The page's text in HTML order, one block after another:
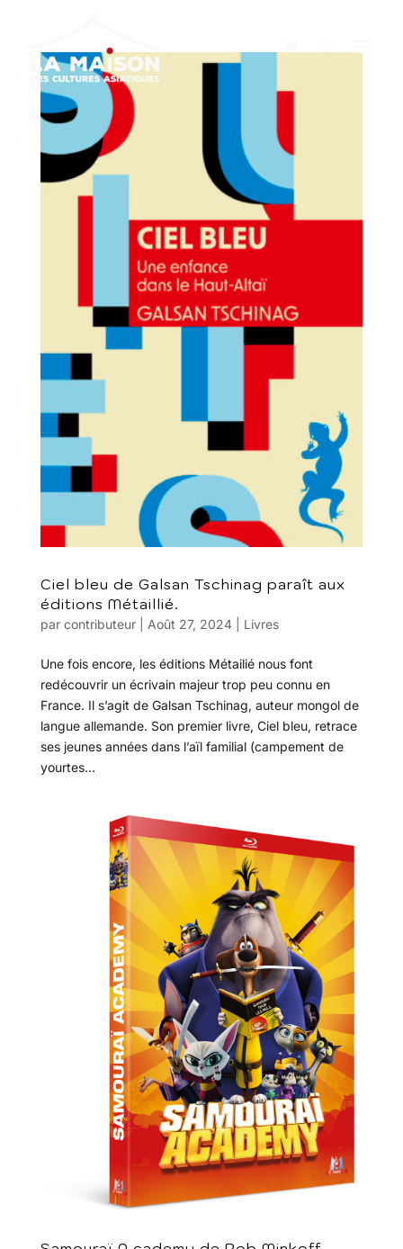
Ciel bleu de Galsan Tschinag paraît aux
éditions Métaillié.
par contributeur| Août 27, 2024| Livres
Une fois encore, les éditions Métailié nous font
redécouvrir un écrivain majeur trop peu connu en
France. Il s’agit de Galsan Tschinag, auteur mongol de
langue allemande. Son premier livre, Ciel bleu, retrace
ses jeunes années dans l’aïl familial (campement de
yourtes...